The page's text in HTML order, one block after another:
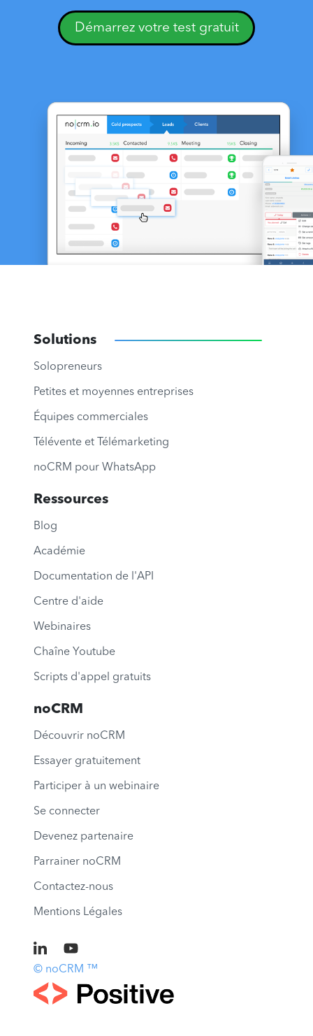
Démarrez votre test gratuit
Solutions
Solopreneurs
Petites et moyennes entreprises
Équipes commerciales
Télévente et Télémarketing
noCRM pour WhatsApp
Ressources
Blog
Académie
Documentation de l'API
Centre d'aide
Webinaires
Chaîne Youtube
Scripts d'appel gratuits
noCRM
Découvrir noCRM
Essayer gratuitement
Participer à un webinaire
Se connecter
Devenez partenaire
Parrainer noCRM
Contactez-nous
Mentions Légales
© noCRM ™